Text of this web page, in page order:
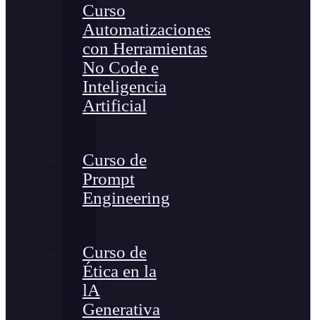
Curso
Automatizaciones
con Herramientas
No Code e
Inteligencia
Artificial
Curso de
Prompt
Engineering
Curso de
Ética en la
lA
Generativa